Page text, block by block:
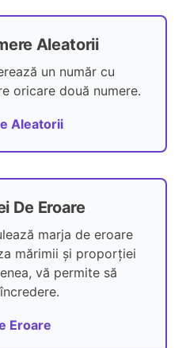
Aleatorii
un număr cu
oricare două numere.
Aleatorii
De Eroare
marja de eroare
mărimii și proporției
vă permite să
Eroare